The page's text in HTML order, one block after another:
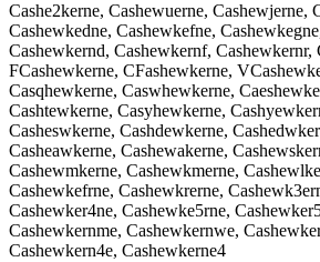
Cashe2kerne, Cashewuerne,
Cashewkedne, Cashewkefne,
Cashewkernd, Cashewkernf,
FCashewkerne, CFashewkerne,
Casqhewkerne, Caswhewkerne,
Cashtewkerne, Casyhewkerne,
Casheswkerne, Cashdewkerne,
Casheawkerne, Cashewakerne,
Cashewmkerne, Cashewkmerne,
Cashewkefrne, Cashewkrerne,
Cashewker4ne, Cashewke5rne,
Cashewkernme, Cashewkernwe,
Cashewkern4e, Cashewkerne4